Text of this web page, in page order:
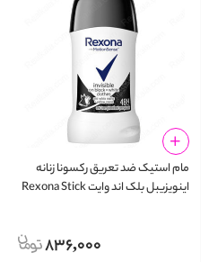
مام استیک ضد تعریق رکسونا زنانه
اینویزیبل بلک اند وایت Rexona Stick
836,000